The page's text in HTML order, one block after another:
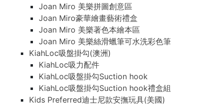
Joan Miro 美樂拼圖創意區
Joan Miro豪華繪畫藝術禮盒
Joan Miro 美樂著色本繪本區
Joan Miro 美樂絲滑蠟筆可水洗彩色筆
KiahLoc吸盤掛勾(澳洲)
KiahLoc吸力配件
KiahLoc吸盤掛勾Suction hook
KiahLoc吸盤掛勾Suction hook禮盒組
Kids Preferred迪士尼款安撫玩具(美國)